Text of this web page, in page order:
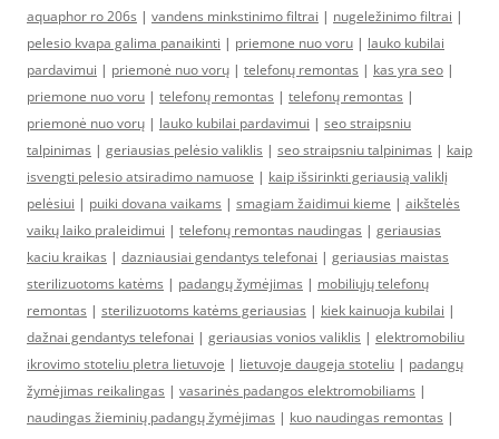
aquaphor ro 206s | vandens minkstinimo filtrai | nugeležinimo filtrai |
pelesio kvapa galima panaikinti | priemone nuo voru | lauko kubilai
pardavimui | priemonė nuo vorų | telefonų remontas | kas yra seo |
priemone nuo voru | telefonų remontas | telefonų remontas |
priemonė nuo vorų | lauko kubilai pardavimui | seo straipsniu
talpinimas | geriausias pelėsio valiklis | seo straipsniu talpinimas | kaip
isvengti pelesio atsiradimo namuose | kaip išsirinkti geriausią valiklį
pelėsiui | puiki dovana vaikams | smagiam žaidimui kieme | aikštelės
vaikų laiko praleidimui | telefonų remontas naudingas | geriausias
kaciu kraikas | dazniausiai gendantys telefonai | geriausias maistas
sterilizuotoms katėms | padangų žymėjimas | mobiliųjų telefonų
remontas | sterilizuotoms katėms geriausias | kiek kainuoja kubilai |
dažnai gendantys telefonai | geriausias vonios valiklis | elektromobiliu
ikrovimo stoteliu pletra lietuvoje | lietuvoje daugeja stoteliu | padangų
žymėjimas reikalingas | vasarinės padangos elektromobiliams |
naudingas žieminių padangų žymėjimas | kuo naudingas remontas |